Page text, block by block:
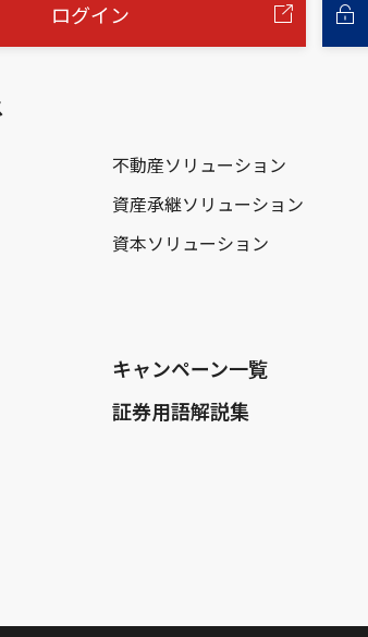
ログイン
不動産ソリューション
資産承継ソリューション
資本ソリューション
キャンペーン一覧
証券用語解説集